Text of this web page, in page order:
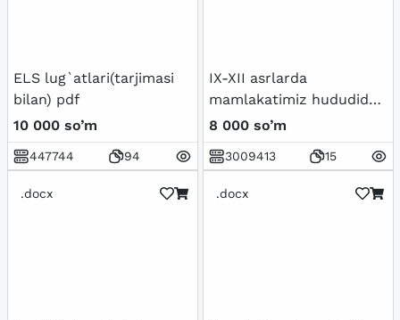
ELS lug`atlari(tarjimasi
bilan) pdf
10 000 so’m
447744 94
IX-XII asrlarda
mamlakatimiz hududida
ro'y bergan madaniy
uyg'onish
(Renessans).Buyuk
allomalarning jahon
8 000 so’m
3009413 15
.docx .docx